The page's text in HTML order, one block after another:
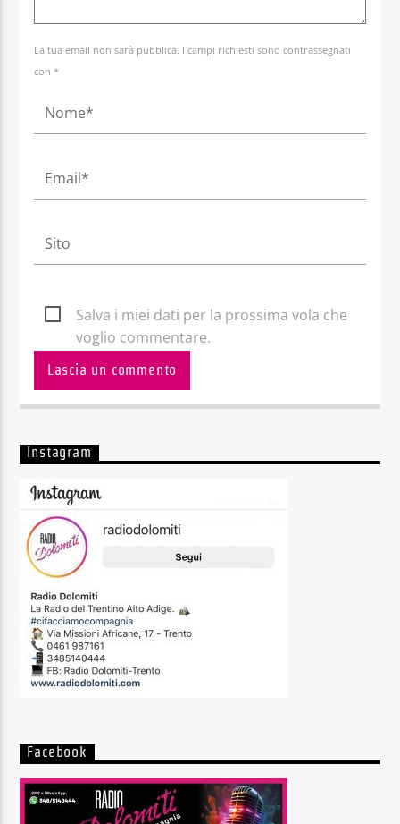
La tua email non sarà pubblica. I campi richiesti sono contrassegnati
con *
Salva i miei dati per la prossima vola che
voglio commentare.
Instagram
Facebook